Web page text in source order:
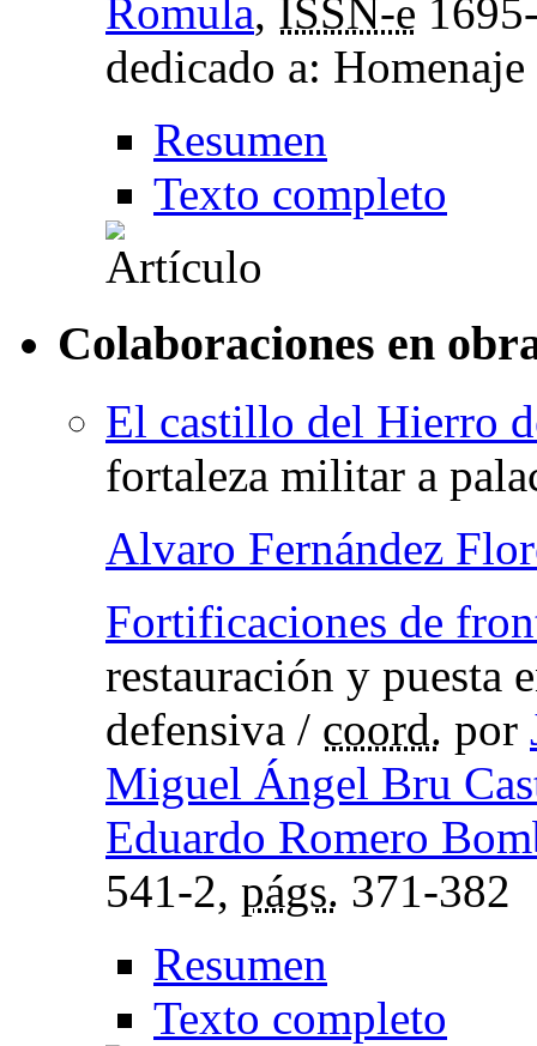
Romula, ISSN-e
dedicado a:
Resumen
Texto completo
Colaboraciones en
El castillo del Hierro
fortaleza militar a
Alvaro Fernández
Fortificaciones de
restauración y puesta
defensiva / coord. por
Miguel Ángel Bru
Eduardo Romero
541-2, págs. 371-382
Resumen
Texto completo